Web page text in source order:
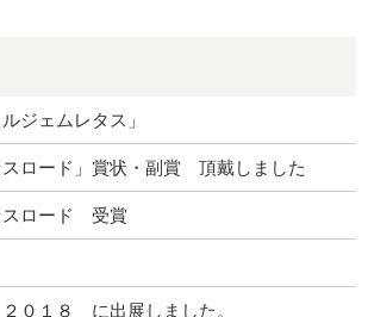
ジェムレタス」
ロード」賞状・副賞 頂戴しました
ロード 受賞
０１８ に出展しました。